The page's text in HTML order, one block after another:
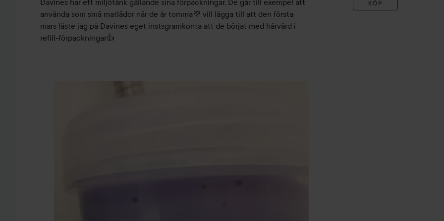
Davines har ett miljötänk gällande sina förpackningar. De går till exempel att
använda som små matlådor när de är tomma💜 vill lägga till att den första
mars läste jag på Davines eget instsgramkonta att de börjat med hårvård i
refill-förpackningar👍
KÖP